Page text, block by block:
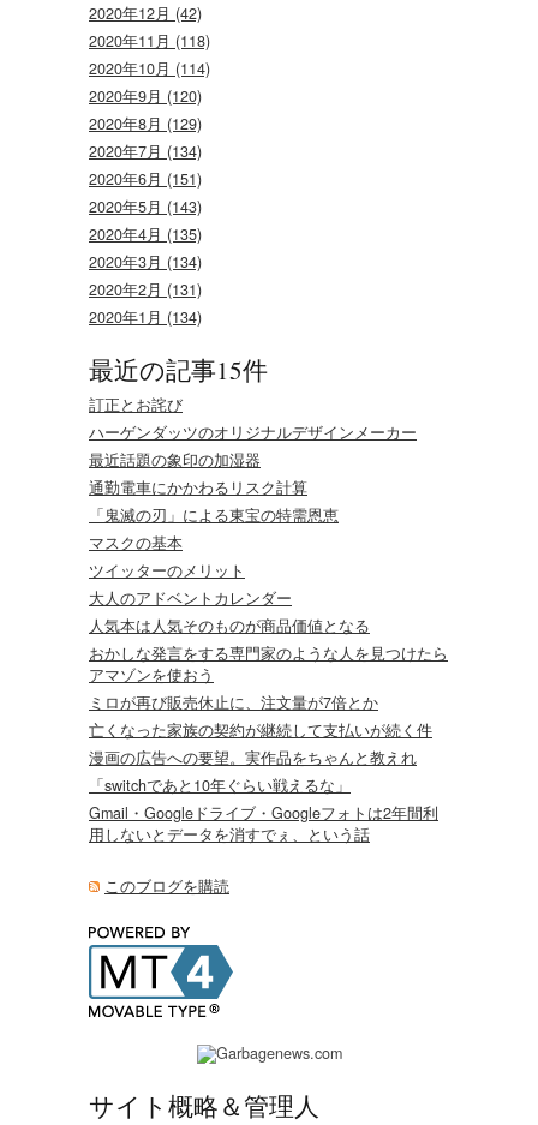
2020年12月 (42)
2020年11月 (118)
2020年10月 (114)
2020年9月 (120)
2020年8月 (129)
2020年7月 (134)
2020年6月 (151)
2020年5月 (143)
2020年4月 (135)
2020年3月 (134)
2020年2月 (131)
2020年1月 (134)
最近の記事15件
訂正とお詫び
ハーゲンダッツのオリジナルデザインメーカー
最近話題の象印の加湿器
通勤電車にかかわるリスク計算
「鬼滅の刃」による東宝の特需恩恵
マスクの基本
ツイッターのメリット
大人のアドベントカレンダー
人気本は人気そのものが商品価値となる
おかしな発言をする専門家のような人を見つけたら
アマゾンを使おう
ミロが再び販売休止に、注文量が7倍とか
亡くなった家族の契約が継続して支払いが続く件
漫画の広告への要望。実作品をちゃんと教えれ
「switchであと10年ぐらい戦えるな」
Gmail・Googleドライブ・Googleフォトは2年間利
用しないとデータを消すでぇ、という話
このブログを購読
サイト概略＆管理人